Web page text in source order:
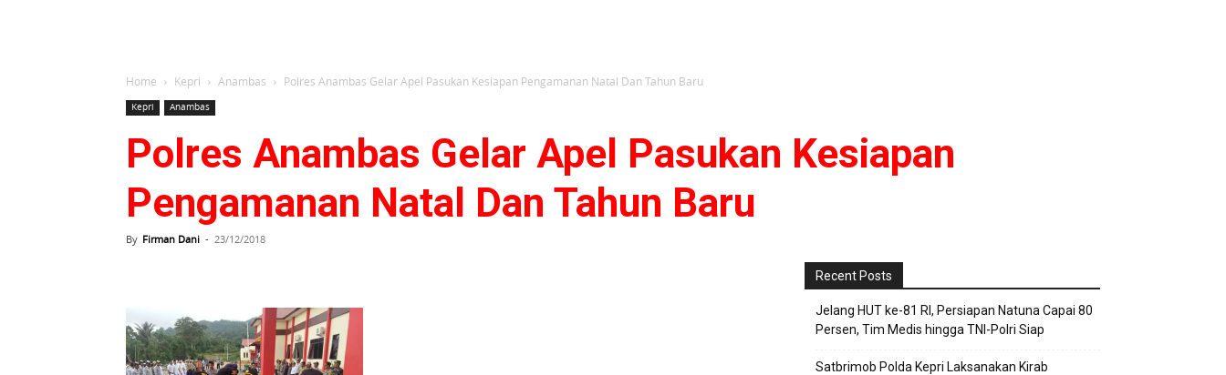
Home Kepri Anambas Polres Anambas Gelar Apel Pasukan Kesiapan Pengamanan Natal Dan Tahun Baru
Kepri Anambas
Polres Anambas Gelar Apel Pasukan Kesiapan
Pengamanan Natal Dan Tahun Baru
By Firman Dani - 23/12/2018
Recent Posts
Jelang HUT ke-81 RI, Persiapan Natuna Capai 80
Persen, Tim Medis hingga TNI-Polri Siap
Satbrimob Polda Kepri Laksanakan Kirab